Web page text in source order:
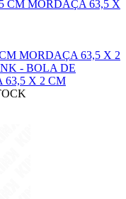
MORDAÇA 63,5 X 2
- BOLA DE
63,5 X 2 CM